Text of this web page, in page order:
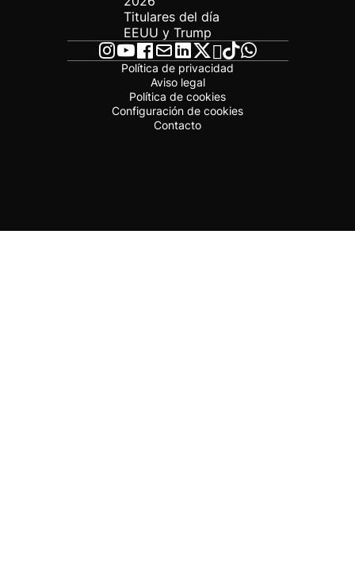
Titulares del día
EEUU y Trump
Política de privacidad
Aviso legal
Política de cookies
Configuración de cookies
Contacto